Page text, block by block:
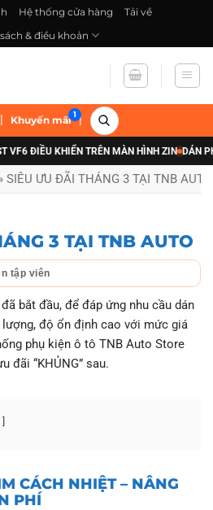
Hệ thống cửa hàng
Tải về
& điều khoản
| Khuyến mãi |
ĐIỀU KHIỂN TRÊN MÀN HÌNH ZIN DÁN
SIÊU ƯU ĐÃI THÁNG 3 TẠI TNB AUTO
3 TẠI TNB AUTO
tập viên
bắt đầu, để đáp ứng nhu cầu dán
độ ổn định cao với mức giá
phụ kiện ô tô TNB Auto Store
đãi “KHỦNG” sau.
CÁCH NHIỆT – NÂNG
PHÍ